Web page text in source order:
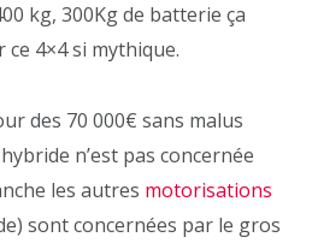
kg, 300Kg de batterie ça
ce 4×4 si mythique.
des 70 000€ sans malus
n’est pas concernée
les autres motorisations
sont concernées par le gros